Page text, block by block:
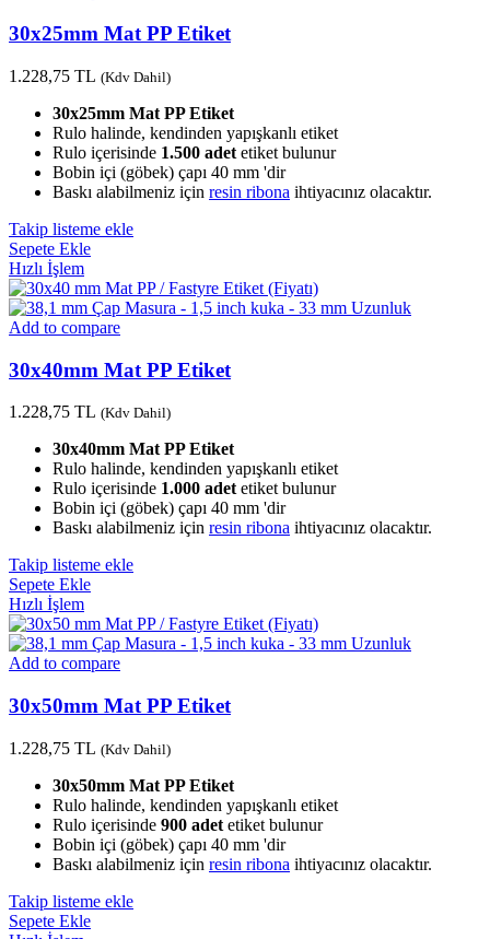
30x25mm Mat PP Etiket
1.228,75 TL (Kdv Dahil)
30x25mm Mat PP Etiket
Rulo halinde, kendinden yapışkanlı etiket
Rulo içerisinde 1.500 adet etiket bulunur
Bobin içi (göbek) çapı 40 mm 'dir
Baskı alabilmeniz için resin ribona ihtiyacınız olacaktır.
Takip listeme ekle
Sepete Ekle
Hızlı İşlem
Add to compare
30x40mm Mat PP Etiket
1.228,75 TL (Kdv Dahil)
30x40mm Mat PP Etiket
Rulo halinde, kendinden yapışkanlı etiket
Rulo içerisinde 1.000 adet etiket bulunur
Bobin içi (göbek) çapı 40 mm 'dir
Baskı alabilmeniz için resin ribona ihtiyacınız olacaktır.
Takip listeme ekle
Sepete Ekle
Hızlı İşlem
Add to compare
30x50mm Mat PP Etiket
1.228,75 TL (Kdv Dahil)
30x50mm Mat PP Etiket
Rulo halinde, kendinden yapışkanlı etiket
Rulo içerisinde 900 adet etiket bulunur
Bobin içi (göbek) çapı 40 mm 'dir
Baskı alabilmeniz için resin ribona ihtiyacınız olacaktır.
Takip listeme ekle
Sepete Ekle